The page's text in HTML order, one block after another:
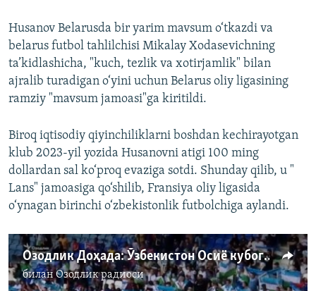
Husanov Belarusda bir yarim mavsum o‘tkazdi va
belarus futbol tahlilchisi Mikalay Xodasevichning
ta’kidlashicha, "kuch, tezlik va xotirjamlik" bilan
ajralib turadigan o‘yini uchun Belarus oliy ligasining
ramziy "mavsum jamoasi"ga kiritildi.
Biroq iqtisodiy qiyinchiliklarni boshdan kechirayotgan
klub 2023-yil yozida Husanovni atigi 100 ming
dollardan sal ko‘proq evaziga sotdi. Shunday qilib, u "
Lans" jamoasiga qo‘shilib, Fransiya oliy ligasida
o‘ynagan birinchi o‘zbekistonlik futbolchiga aylandi.
Озодлик Доҳада: Ўзбекистон Осиё кубогининг плей-оффига чиқди
биланОзодлик радиоси